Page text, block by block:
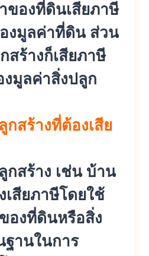
ของที่ดินเสียภาษี
งมูลค่าที่ดิน ส่วน
สร้างก็เสียภาษี
มูลค่าสิ่งปลูก
สร้างที่ต้องเสีย
สร้าง เช่น บ้าน
เสียภาษีโดยใช้
องที่ดินหรือสิ่ง
ฐานในการ